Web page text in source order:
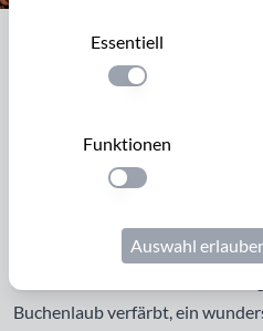
Zyklopensteine im
belgischen Seite ein Holzschild
nahegelegenen
einen Hektar großen Gebiet bei
Buchenlaub verfärbt, ein
Essentiell
Einstellung
Funktionen
Einstellung
Auswahl